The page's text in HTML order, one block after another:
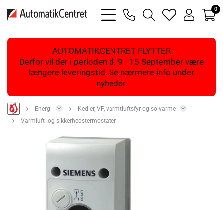
bars
light
phone
magnifying
glass
heart
light
user
light
0
AUTOMATIKCENTRET FLYTTER
Derfor vil der i perioden d. 9 - 15 September være
længere leveringstid. Se nærmere info under
nyheder.
Energi
Kedler, VP, varmtluftsfyr og solvarme
Varmluft- og sikkerhedstermostater